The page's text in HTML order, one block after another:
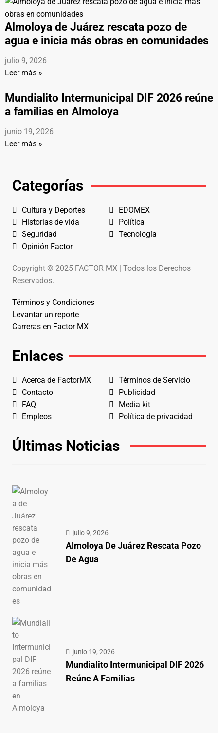
Almoloya de Juárez rescata pozo de
agua e inicia más obras en comunidades
julio 9, 2026
Leer más »
Mundialito Intermunicipal DIF 2026 reúne
a familias en Almoloya
junio 19, 2026
Leer más »
Categorías
Cultura y Deportes
EDOMEX
Historias de vida
Política
Seguridad
Tecnología
Opinión Factor
Copyright © 2025 FACTOR MX | Todos los Derechos
Reservados.
Términos y Condiciones
Levantar un reporte
Carreras en Factor MX
Enlaces
Acerca de FactorMX
Términos de Servicio
Contacto
Publicidad
FAQ
Media kit
Empleos
Política de privacidad
Últimas Noticias
julio 9, 2026
Almoloya De Juárez Rescata Pozo
De Agua
junio 19, 2026
Mundialito Intermunicipal DIF 2026
Reúne A Familias